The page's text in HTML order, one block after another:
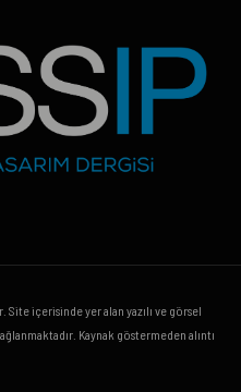
Site içerisinde yer alan yazılı ve görsel
Kaynak göstermeden alıntı